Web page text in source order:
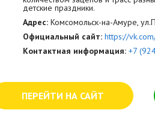
детские праздники.
Адрес: Комсомольск-на-Амуре,
Официальный сайт: https://
Контактная информация: +7
ПЕРЕЙТИ НА САЙТ